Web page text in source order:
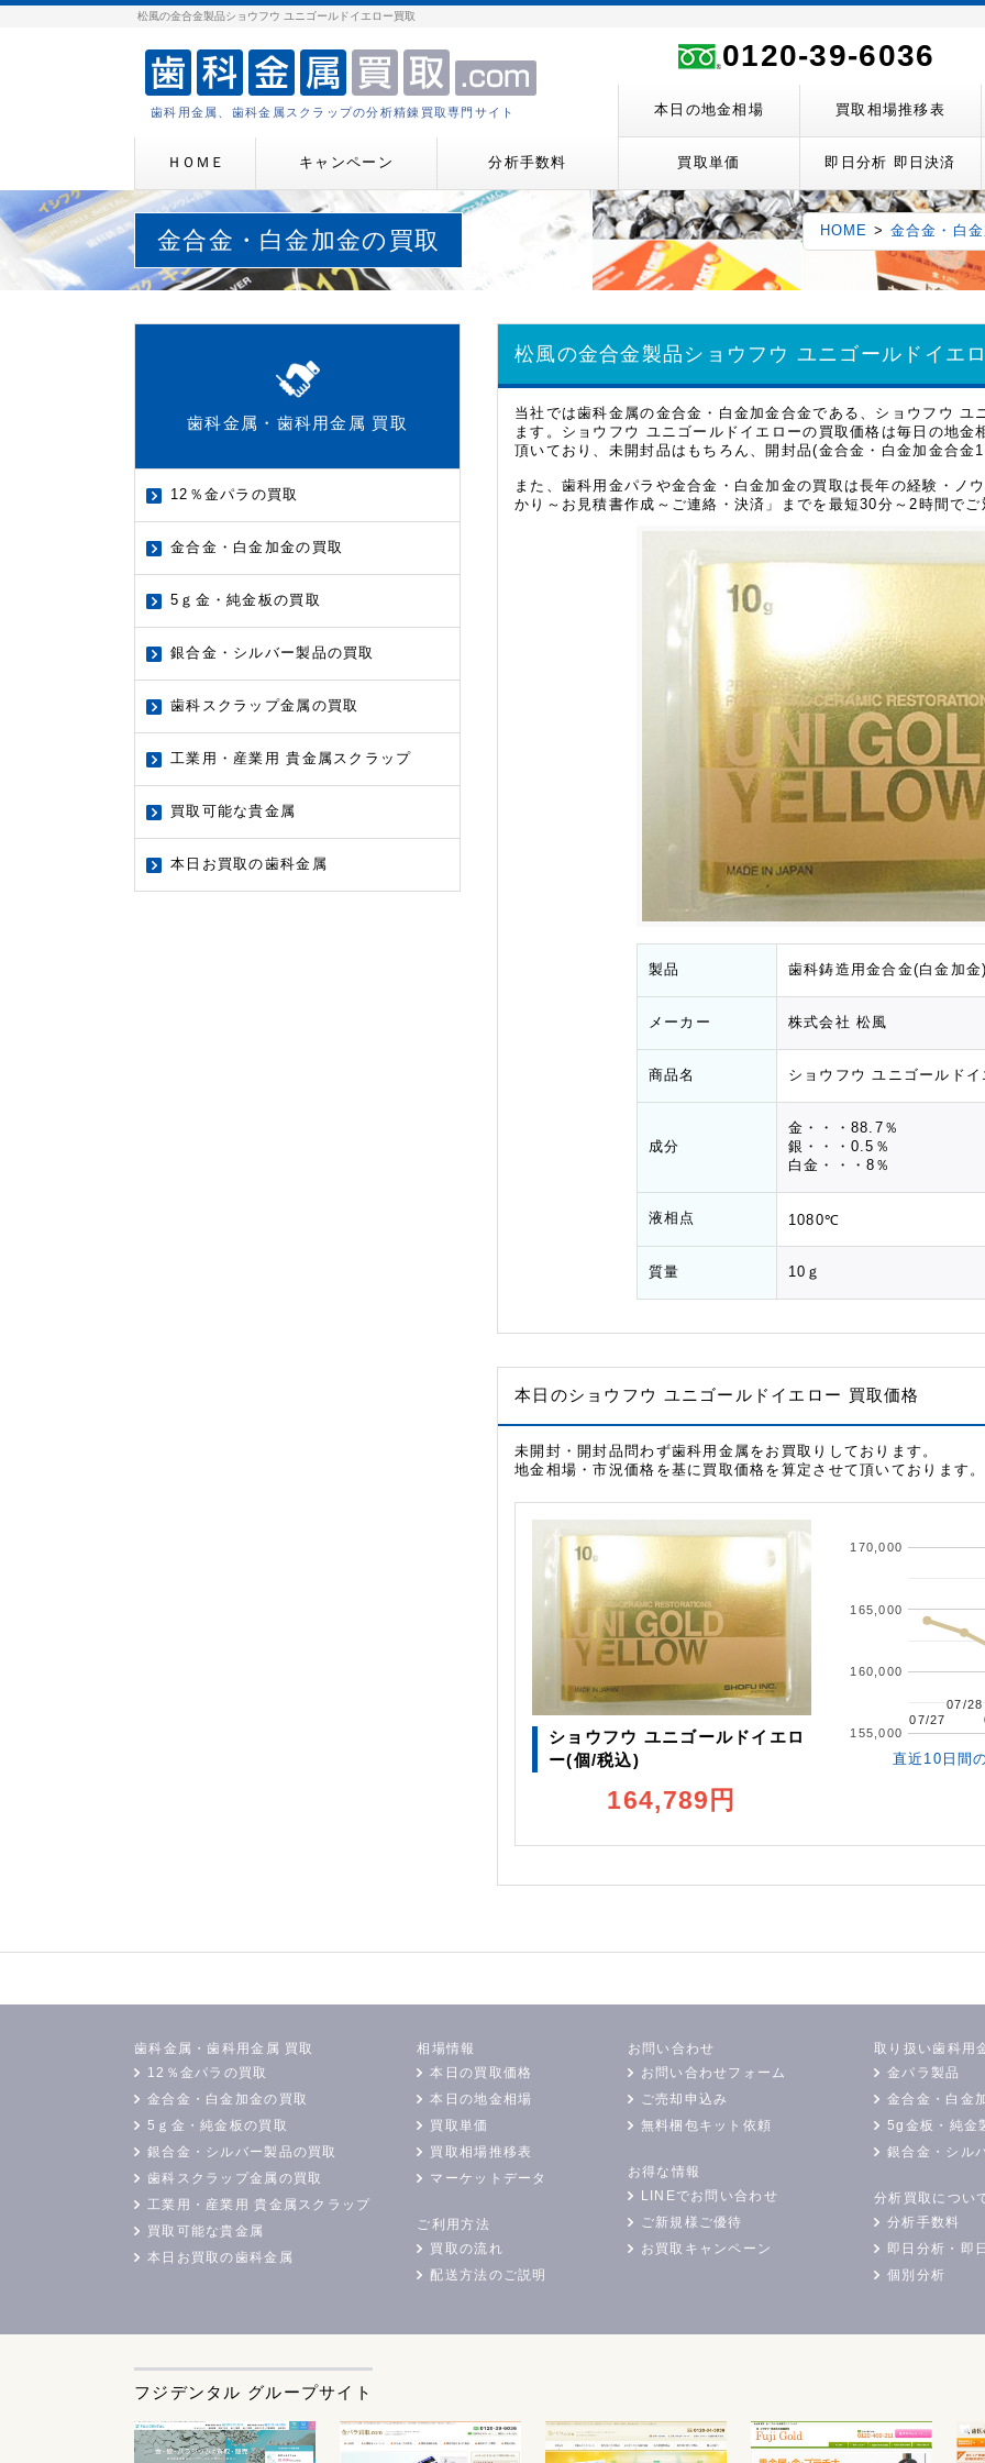
松風の金合金製品ショウフウ ユニゴールドイエロー買取
歯科用金属、歯科金属スクラップの分析精錬買取専門サイト
0120-39-6036
本日の地金相場 買取相場推移表
ＨＯＭＥ キャンペーン 分析手数料 買取単価 即日分析 即日決済
金合金・白金加金の買取 HOME > 金合金・白
松風の金合金製品 ショウフウ ユニゴールドイエ
当社では歯科金属の金合金・白金加金合金である、ショウフウ ユ
ます。ショウフウ ユニゴールドイエローの買取価格は毎日の地
頂いており、未開封品はもちろん、開封品(金合金・白金加金合金
また、歯科用金パラや金合金・白金加金の買取は長年の経験・ノ
かり～お見積書作成～ご連絡・決済」までを最短30分～2時間でご
製品 歯科鋳造用金合金(白金加金)
メーカー 株式会社 松風
商品名 ショウフウ ユニゴールドイ
成分
金・・・88.7％
銀・・・0.5％
白金・・・8％
液相点 1080℃
質量 10ｇ
本日のショウフウ ユニゴールドイエロー 買取価格
未開封・開封品問わず歯科用金属をお買取りしております。
地金相場・市況価格を基に買取価格を算定させて頂いております。
ショウフウ ユニゴールドイエロ
ー(個/税込)
164,789円
07/27
07/27
07/28
07/28
155,000
160,000
165,000
170,000
直近10日間
歯科金属・歯科用金属 買取
12％金パラの買取
金合金・白金加金の買取
5ｇ金・純金板の買取
銀合金・シルバー製品の買取
歯科スクラップ金属の買取
工業用・産業用 貴金属スクラップ
買取可能な貴金属
本日お買取の歯科金属
歯科金属・歯科用金属 買取
12％金パラの買取
金合金・白金加金の買取
5ｇ金・純金板の買取
銀合金・シルバー製品の買取
歯科スクラップ金属の買取
工業用・産業用 貴金属スクラップ
買取可能な貴金属
本日お買取の歯科金属
相場情報
本日の買取価格
本日の地金相場
買取単価
買取相場推移表
マーケットデータ
ご利用方法
買取の流れ
配送方法のご説明
お問い合わせ
お問い合わせフォーム
ご売却申込み
無料梱包キット依頼
お得な情報
LINEでお問い合わせ
ご新規様ご優待
お買取キャンペーン
取り扱い歯科用
金パラ製品
金合金・白金
5g金板・純金
銀合金・シル
分析買取につい
分析手数料
即日分析・即
個別分析
フジデンタル グループサイト